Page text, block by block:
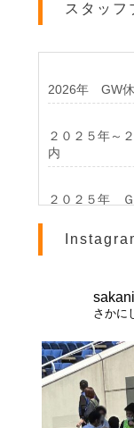
スタッフ
2026年 GW休
２０２５年～
内
２０２５年
2024 GWのお
休診のお知らせ
北海道インタ
交通事故治療
さかに